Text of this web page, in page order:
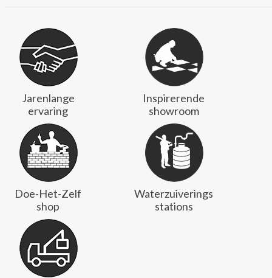
Jarenlange
ervaring
Inspirerende
showroom
Doe-Het-Zelf
shop
Waterzuiverings
stations